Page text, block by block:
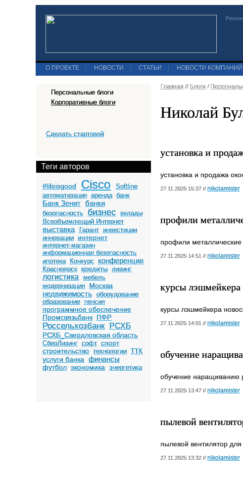
О ПРОЕКТЕ НОВОСТИ СТАТЬИ НОВОСТИ КОМПАНИЙ
Персональные блоги
Корпоративные блоги
Сделать стартовой
Теги авторов
#lifeisgood Cisco
Softline
автоматизация аренда банк
Банк Зенит банки
безопасность бизнес
вклады
Всеобъемлющий Интернет
выставка Гарант инвестиции
инновации
интернет
интернет-магазин
информационная безопасность
ипотека
Конкурс конференция
Красноярск кредиты лизинг
логистика
мебель
модернизация
Москва
недвижимость оборудование
образование пенсия
программное обеспечение
Промсвязьбанк ПФР
Россельхозбанк РСХБ
РСХБ_Свердловская область
СберЛизинг софт спорт
строительство технологии ТТК
услуги банка финансы
футбол экономика энергетика
Главная // Блоги /
Николай
установка и
установка и продажа
27.11.2025 15:37 // nikolamister
профили
профили металлические
27.11.2025 14:51 // nikolamister
курсы лэшмейкера
курсы лэшмейкера
27.11.2025 14:01 // nikolamister
обучение
обучение наращиванию
27.11.2025 13:47 // nikolamister
пылевой
пылевой вентилятор
27.11.2025 13:32 // nikolamister